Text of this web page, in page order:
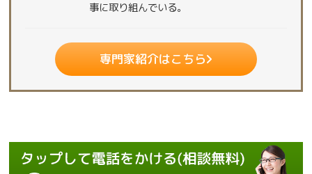
事に取り組んでいる。
専門家紹介はこちら